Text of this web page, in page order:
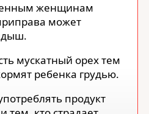
женщинам
может
мускатный орех тем
ребенка грудью.
продукт